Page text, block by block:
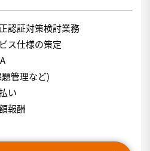
認証対策検討業務
ス仕様の策定
管理など)
い
報酬